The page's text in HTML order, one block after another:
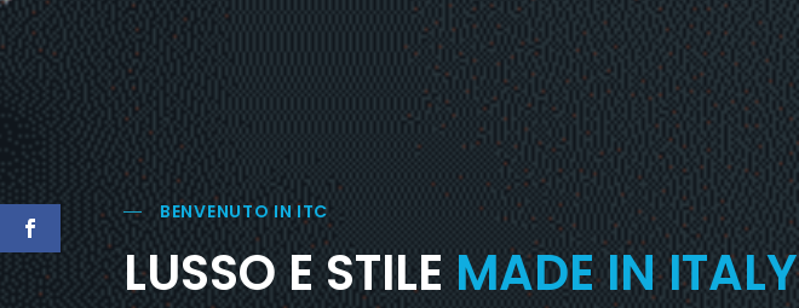
BENVENUTO IN ITC
LUSSO E STILEMADE IN ITALY